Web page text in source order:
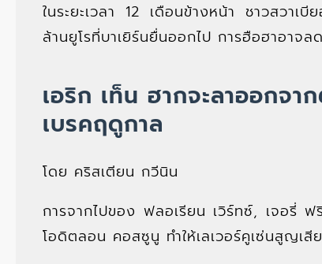
ในระยะเวลา 12 เดือนข้างหน้า ชาวสวาเ
ล้านยูโรที่บาเยิร์นยื่นออกไป การฮือฮาอาจ
เอริก เท็น ฮากจะลาออกจา
เบรคฤดูกาล
โดย คริสเตียน กวีนิน
การจากไปของ ฟลอเรียน เวิร์ทซ์, เจอรี่
โอดิตลอน คอสซูนู ทำให้เลเวอร์คูเซ่นสูญเ